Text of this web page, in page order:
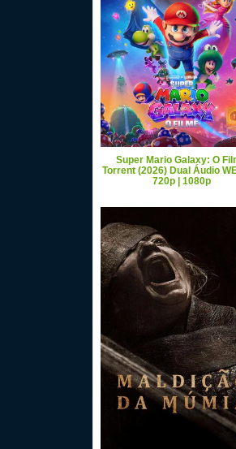
Super Mario Galaxy: O
Torrent (2026) Dual Áudio
720p | 1080p